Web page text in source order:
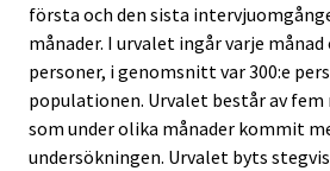
första och den sista
månader. I urvalet ingår varje månad
personer, i genomsnitt var 300:e
populationen. Urvalet består av
som under olika månader kommit
undersökningen. Urvalet byts